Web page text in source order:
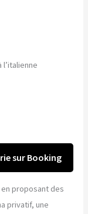
sur Booking
proposant des
privatif, une